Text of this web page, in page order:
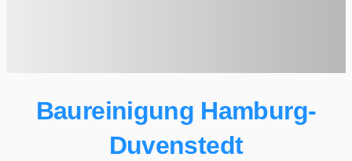
Baureinigung Hamburg-
Duvenstedt